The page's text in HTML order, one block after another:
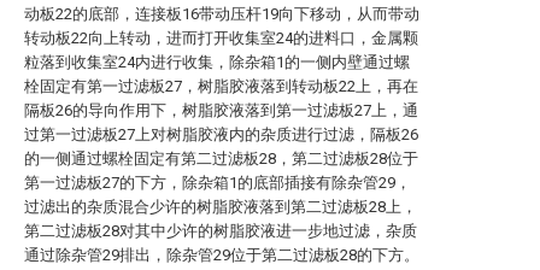
动板22的底部，连接板16带动压杆19向下移动，从而带动
转动板22向上转动，进而打开收集室24的进料口，金属颗
粒落到收集室24内进行收集，除杂箱1的一侧内壁通过螺
栓固定有第一过滤板27，树脂胶液落到转动板22上，再在
隔板26的导向作用下，树脂胶液落到第一过滤板27上，通
过第一过滤板27上对树脂胶液内的杂质进行过滤，隔板26
的一侧通过螺栓固定有第二过滤板28，第二过滤板28位于
第一过滤板27的下方，除杂箱1的底部插接有除杂管29，
过滤出的杂质混合少许的树脂胶液落到第二过滤板28上，
第二过滤板28对其中少许的树脂胶液进一步地过滤，杂质
通过除杂管29排出，除杂管29位于第二过滤板28的下方。